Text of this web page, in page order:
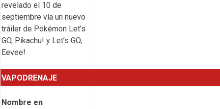
revelado el 10 de
septiembre vía un nuevo
tráiler de Pokémon Let’s
GO, Pikachu! y Let’s GO,
Eevee!
VAPODRENAJE
Nombre en